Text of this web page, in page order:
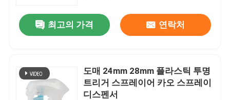
최고의 가격 연락처
도매 24mm 28mm 플라스틱 투명
트리거 스프레이어 카오 스프레이
디스펜서